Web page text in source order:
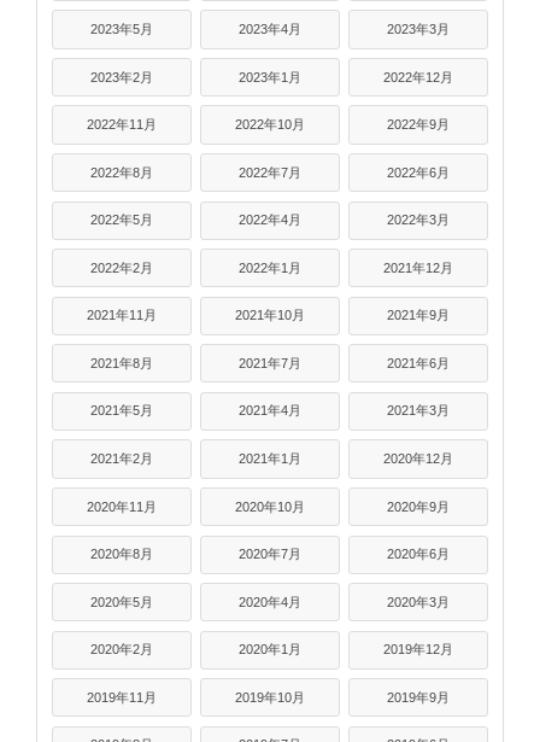
2023年5月 2023年4月 2023年3月
2023年2月 2023年1月 2022年12月
2022年11月 2022年10月 2022年9月
2022年8月 2022年7月 2022年6月
2022年5月 2022年4月 2022年3月
2022年2月 2022年1月 2021年12月
2021年11月 2021年10月 2021年9月
2021年8月 2021年7月 2021年6月
2021年5月 2021年4月 2021年3月
2021年2月 2021年1月 2020年12月
2020年11月 2020年10月 2020年9月
2020年8月 2020年7月 2020年6月
2020年5月 2020年4月 2020年3月
2020年2月 2020年1月 2019年12月
2019年11月 2019年10月 2019年9月